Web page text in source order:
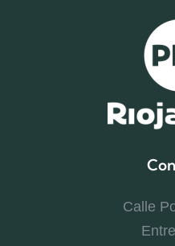
Calle